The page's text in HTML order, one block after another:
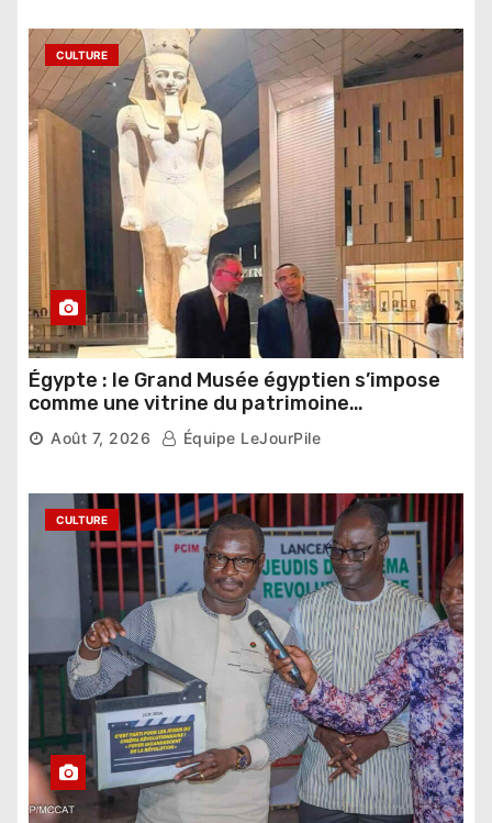
CULTURE
Égypte : le Grand Musée égyptien s’impose
comme une vitrine du patrimoine
pharaonique auprès des dirigeants
étrangers
Août 7, 2026 Équipe LeJourPile
CULTURE